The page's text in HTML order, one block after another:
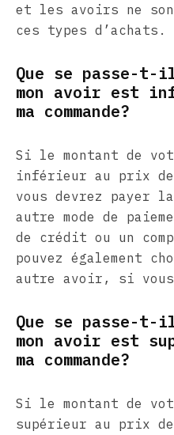
et les avoirs ne
ces types d’achats.
Que se passe-
mon avoir est
ma commande?
Si le montant de
inférieur au prix de
vous devrez payer
autre mode de
de crédit ou un
pouvez également
autre avoir, si vous
Que se passe-
mon avoir est
ma commande?
Si le montant de
supérieur au prix de